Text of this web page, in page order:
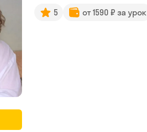
5 от 1590 ₽ за урок